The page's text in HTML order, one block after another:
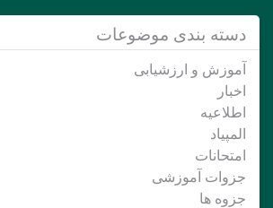
دسته بندی موضوعات
آموزش و ارزشیابی
اخبار
اطلاعیه
المپیاد
امتحانات
جزوات آموزشی
جزوه ها